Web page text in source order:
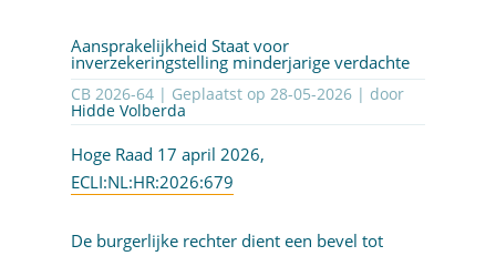
Aansprakelijkheid Staat voor
inverzekeringstelling minderjarige verdachte
CB 2026-64 | Geplaatst op 28-05-2026| door
Hidde Volberda
Hoge Raad 17 april 2026,
ECLI:NL:HR:2026:679
De burgerlijke rechter dient een bevel tot